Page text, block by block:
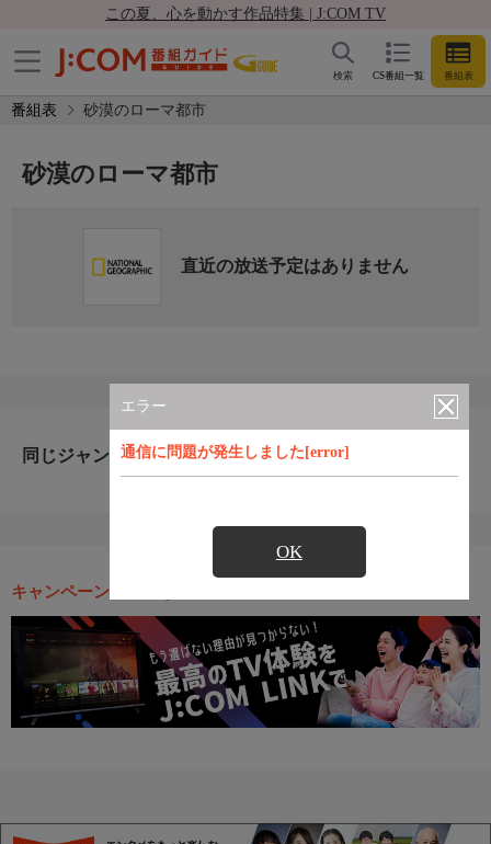
この夏、心を動かす作品特集 | J:COM TV
CS番組一覧 番組表
検索
番組表 砂漠のローマ都市
エラー
通信に問題が発生しました[error]
OK
砂漠のローマ都市
直近の放送予定はありません
同じジャンルのおすすめ番組
キャンペーン・お得な情報